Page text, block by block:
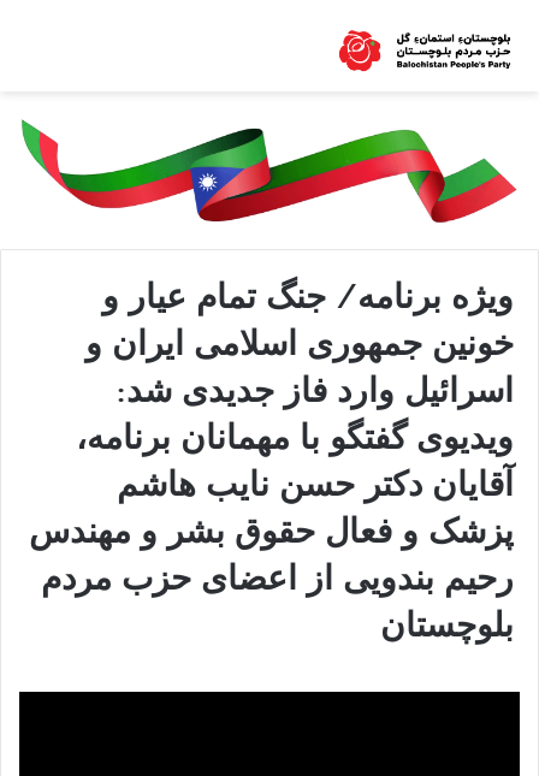
ویژه برنامه/ جنگ تمام عیار و
خونین جمهوری اسلامی ایران و
اسرائیل وارد فاز جدیدی شد:
ویدیوی گفتگو با مهمانان برنامه،
آقایان دکتر حسن نایب هاشم
پزشک و فعال حقوق بشر و مهندس
رحیم بندویی از اعضای حزب مردم
بلوچستان